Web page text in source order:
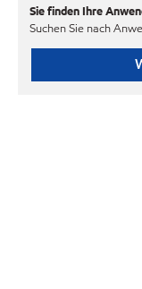
Sie finden Ihre
Suchen Sie nach